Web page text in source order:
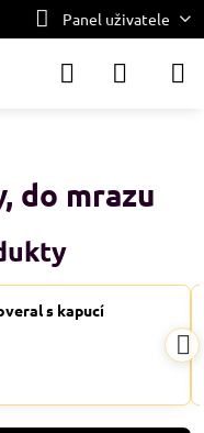
Panel uživatele
do mrazu
s kapucí